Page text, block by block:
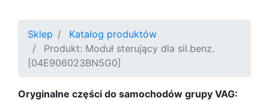
Sklep
Katalog produktów
Produkt: Moduł sterujący dla sil.benz.
[04E906023BN5G0]
Oryginalne części do samochodów grupy VAG: